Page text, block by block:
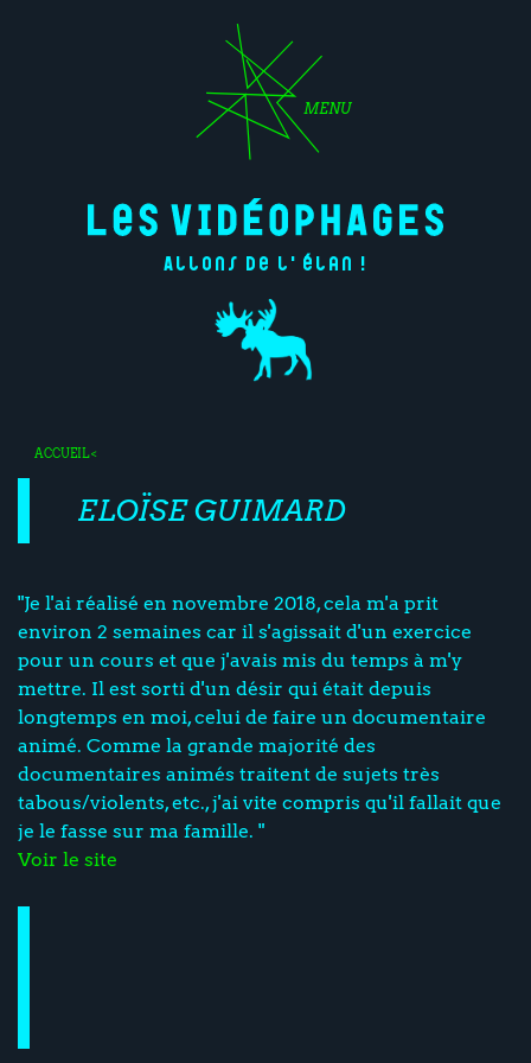
MENU
Allons de l'élan !
ACCUEIL<
ELOÏSE GUIMARD
"Je l'ai réalisé en novembre 2018, cela m'a prit
environ 2 semaines car il s'agissait d'un exercice
pour un cours et que j'avais mis du temps à m'y
mettre. Il est sorti d'un désir qui était depuis
longtemps en moi, celui de faire un documentaire
animé. Comme la grande majorité des
documentaires animés traitent de sujets très
tabous/violents, etc., j'ai vite compris qu'il fallait que
je le fasse sur ma famille. "
Voir le site